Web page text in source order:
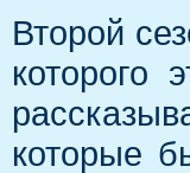
Второй
которого
которые